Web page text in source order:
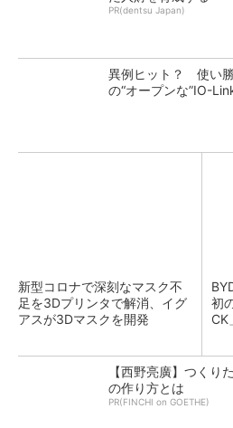
PR(dentsu Japan)
異例ヒット？ 使い
の“オープンな”IO-
新型コロナで深刻なマスク不
足を3Dプリンタで解消、イグ
アスが3Dマスクを開発
初
CK
【西野亮廣】つくり
の作り方とは
PR(FINCHI on GOETHE)